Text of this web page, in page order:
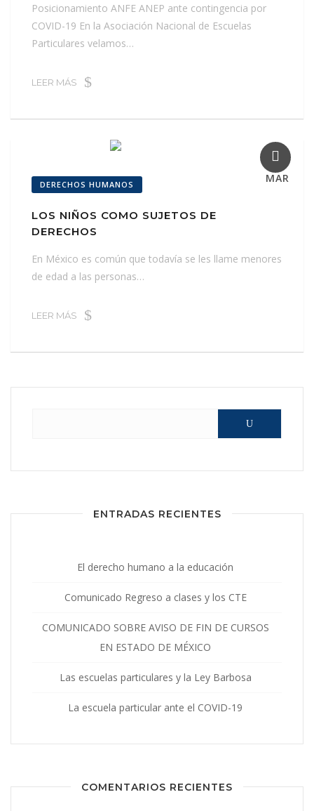
Posicionamiento ANFE ANEP ante contingencia por
COVID-19 En la Asociación Nacional de Escuelas
Particulares velamos…
LEER MÁS
04
MAR
DERECHOS HUMANOS
LOS NIÑOS COMO SUJETOS DE
DERECHOS
En México es común que todavía se les llame menores
de edad a las personas…
LEER MÁS
ENTRADAS RECIENTES
El derecho humano a la educación
Comunicado Regreso a clases y los CTE
COMUNICADO SOBRE AVISO DE FIN DE CURSOS
EN ESTADO DE MÉXICO
Las escuelas particulares y la Ley Barbosa
La escuela particular ante el COVID-19
COMENTARIOS RECIENTES